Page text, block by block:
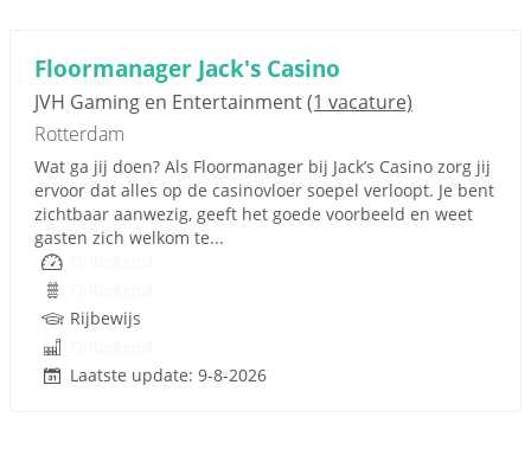
Floormanager Jack's Casino
JVH Gaming en Entertainment(1 vacature)
Rotterdam
Wat ga jij doen? Als Floormanager bij Jack’s Casino zorg jij
ervoor dat alles op de casinovloer soepel verloopt. Je bent
zichtbaar aanwezig, geeft het goede voorbeeld en weet
gasten zich welkom te...
Rijbewijs
Laatste update: 9-8-2026